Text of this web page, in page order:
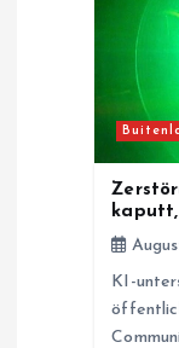
KI-